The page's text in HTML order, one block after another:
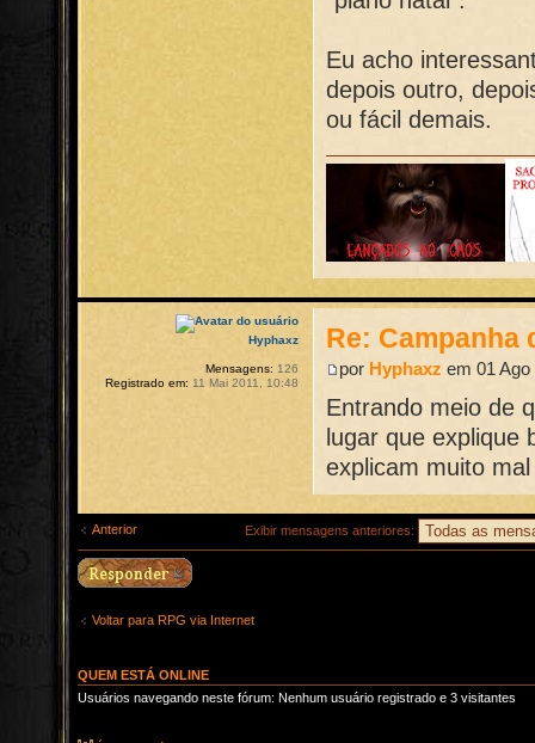
Eu acho
depois outro,
ou fácil demais.
Re: Campanha
por Hyphaxz em 01 Ago
Entrando meio de
lugar que explique
explicam muito
Hyphaxz
Mensagens: 126
Registrado em: 11 Mai 2011, 10:48
Anterior Exibir mensagens anteriores:
Voltar para RPG via Internet
QUEM ESTÁ ONLINE
Usuários navegando neste fórum: Nenhum usuário registrado e 3 visitantes